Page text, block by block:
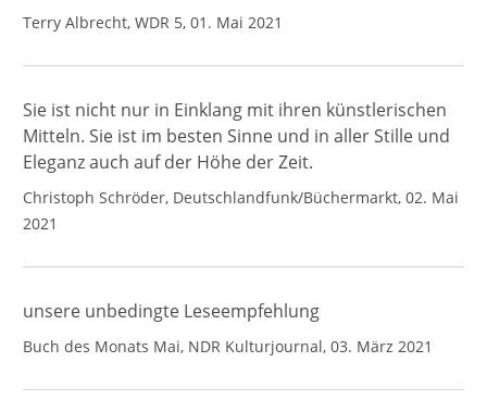
Terry Albrecht, WDR 5, 01. Mai 2021
Sie ist nicht nur in Einklang mit ihren künstlerischen
Mitteln. Sie ist im besten Sinne und in aller Stille und
Eleganz auch auf der Höhe der Zeit.
Christoph Schröder, Deutschlandfunk/Büchermarkt, 02. Mai
2021
unsere unbedingte Leseempfehlung
Buch des Monats Mai, NDR Kulturjournal, 03. März 2021